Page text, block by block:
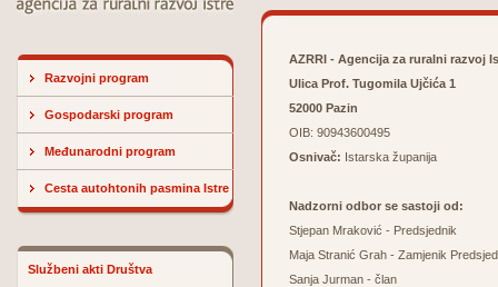
Razvojni program
Gospodarski program
Međunarodni program
Cesta autohtonih pasmina Istre
Službeni akti Društva
AZRRI - Agencija za ruralni razvoj
Ulica Prof. Tugomila Ujčića 1
52000 Pazin
OIB: 90943600495
Osnivač: Istarska županija
Nadzorni odbor se sastoji od:
Stjepan Mraković - Predsjednik
Maja Stranić Grah - Zamjenik
Sanja Jurman - član